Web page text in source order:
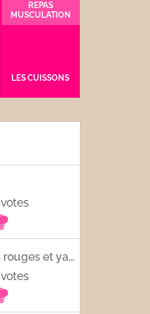
REPAS
MUSCULATION
LES CUISSONS
votes
Smoothie fruits rouges et yaourt
votes